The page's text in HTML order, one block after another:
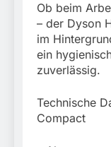
Ob beim
– der Dyson
im
ein
zuverlässig.
Technische
Compact